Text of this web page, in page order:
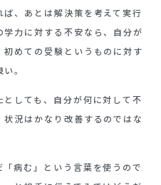
、あとは解決策を考えて実行
力に対する不安なら、自分が
めての受験というものに対す
。
しても、自分が何に対して不
況はかなり改善するのではな
病む」という言葉を使うので